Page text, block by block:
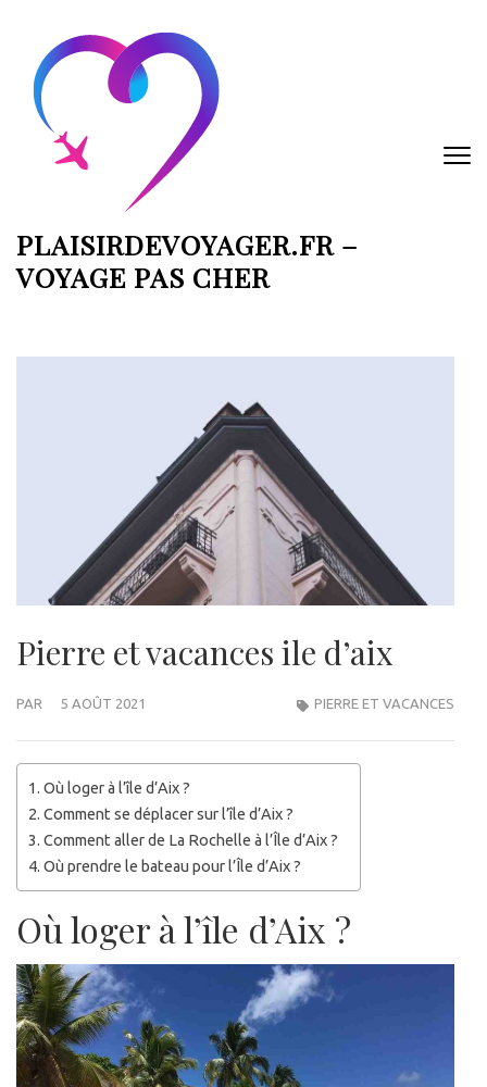
contenu
(Pressez
Entrée)
PLAISIRDEVOYAGER.FR –
VOYAGE PAS CHER
Pierre et vacances ile d’aix
PAR 5 AOÛT 2021 PIERRE ET VACANCES
Où loger à l’île d’Aix ?
Comment se déplacer sur l’île d’Aix ?
Comment aller de La Rochelle à l’Île d’Aix ?
Où prendre le bateau pour l’Île d’Aix ?
Où loger à l’île d’Aix ?